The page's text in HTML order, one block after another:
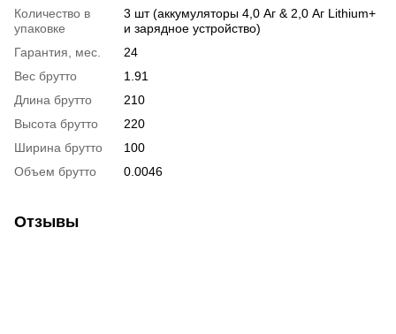
Количество в
упаковке
3 шт (аккумуляторы 4,0 Аг & 2,0 Аг Lithium+
и зарядное устройство)
Гарантия, мес.
24
Вес брутто
1.91
Длина брутто
210
Высота брутто
220
Ширина брутто
100
Объем брутто
0.0046
Отзывы